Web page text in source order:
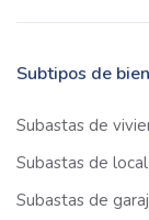
Subtipos de bien
Subastas de
Subastas de
Subastas de